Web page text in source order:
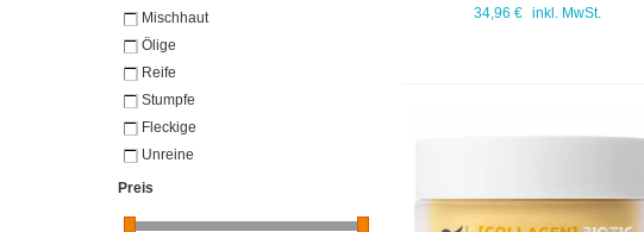
34,96 € inkl. MwSt.
Mischhaut
Ölige
Reife
Stumpfe
Fleckige
Unreine
Preis